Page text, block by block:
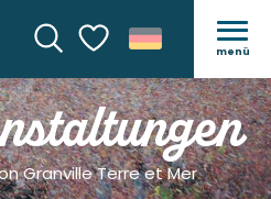
SucheVoir les favoris
menü
Granville Terre et Mer